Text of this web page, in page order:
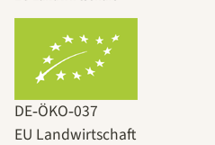
DE‑ÖKO‑037
EU Landwirtschaft